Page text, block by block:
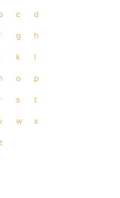
c d
g h
k l
o p
s t
w x